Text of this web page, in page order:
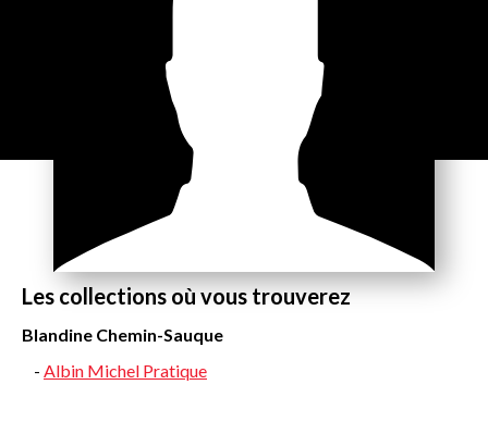
Les collections où vous trouverez
Blandine Chemin-Sauque
Albin Michel Pratique